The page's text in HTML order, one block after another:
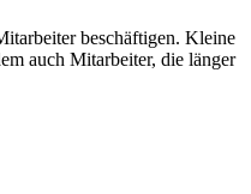
beschäftigen. Kleine
auch Mitarbeiter, die länger